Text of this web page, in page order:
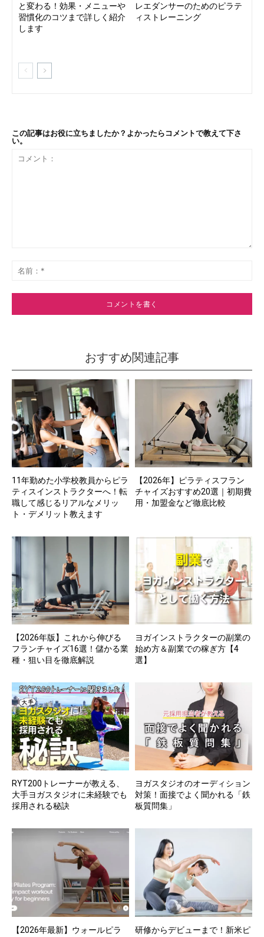
と変わる！効果・メニューや
習慣化のコツまで詳しく紹介
します
レエダンサーのためのピラテ
ィストレーニング
この記事はお役に立ちましたか？よかったらコメントで教えて下さ
い。
ト：
*
おすすめ関連記事
11年勤めた小学校教員からピラ
ティスインストラクターへ！転
職して感じるリアルなメリッ
ト・デメリット教えます
【2026年】ピラティスフラン
チャイズおすすめ20選｜初期費
用・加盟金など徹底比較
【2026年版】これから伸びる
フランチャイズ16選！儲かる業
種・狙い目を徹底解説
ヨガインストラクターの副業の
始め方＆副業での稼ぎ方【4
選】
RYT200トレーナーが教える、
大手ヨガスタジオに未経験でも
採用される秘訣
ヨガスタジオのオーディション
対策！面接でよく聞かれる「鉄
板質問集」
【2026年最新】ウォールピラ
研修からデビューまで！新米ピ